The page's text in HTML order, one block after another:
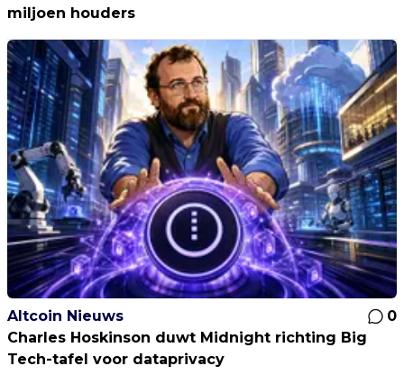
miljoen houders
Altcoin Nieuws
0
Charles Hoskinson duwt Midnight richting Big
Tech-tafel voor dataprivacy